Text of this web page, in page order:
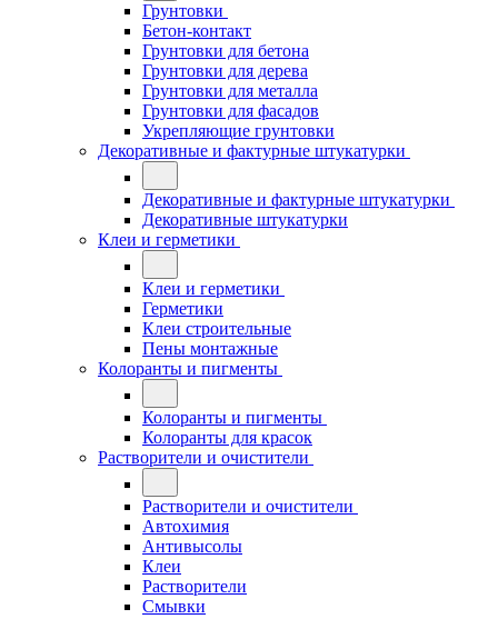
Грунтовки
Бетон-контакт
Грунтовки для бетона
Грунтовки для дерева
Грунтовки для металла
Грунтовки для фасадов
Укрепляющие грунтовки
Декоративные и фактурные штукатурки
Декоративные и фактурные штукатурки
Декоративные штукатурки
Клеи и герметики
Клеи и герметики
Герметики
Клеи строительные
Пены монтажные
Колоранты и пигменты
Колоранты и пигменты
Колоранты для красок
Растворители и очистители
Растворители и очистители
Автохимия
Антивысолы
Клеи
Растворители
Смывки